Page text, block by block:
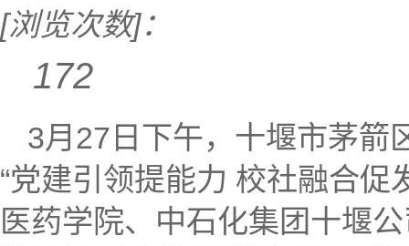
[浏览次数]：
172
3月27日下午，十堰市茅箭
“党建引领提能力 校社融合促
医药学院、中石化集团十堰